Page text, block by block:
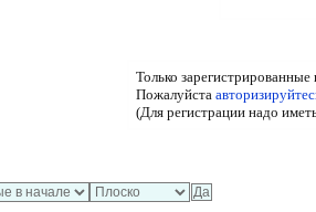
Только зарегистрированные
Пожалуйста
(Для регистрации надо